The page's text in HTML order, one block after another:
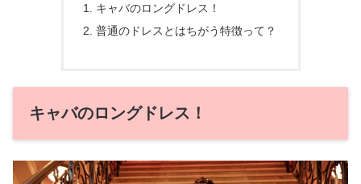
キャバのロングドレス！
普通のドレスとはちがう特徴って？
キャバのロングドレス！